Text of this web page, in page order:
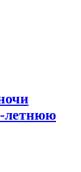
летнюю